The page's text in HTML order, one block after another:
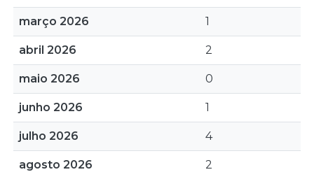
março 2026 1
abril 2026 2
maio 2026 0
junho 2026 1
julho 2026 4
agosto 2026 2